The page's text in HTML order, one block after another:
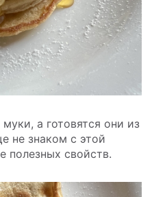
а готовятся они из
не знаком с этой
полезных свойств.